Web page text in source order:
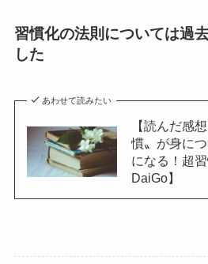
習慣化の法則については過
した
あわせて読みたい
【読んだ感
慣〟が身に
になる！超
DaiGo】